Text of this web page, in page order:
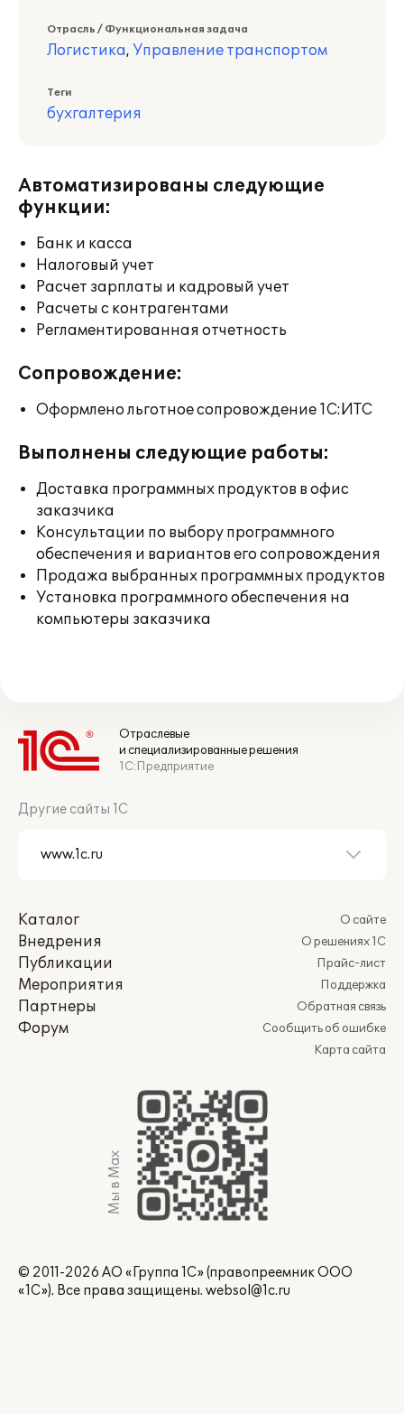
Отрасль / Функциональная задача
Логистика, Управление транспортом
Теги
бухгалтерия
Автоматизированы следующие
функции:
Банк и касса
Налоговый учет
Расчет зарплаты и кадровый учет
Расчеты с контрагентами
Регламентированная отчетность
Сопровождение:
Оформлено льготное сопровождение 1С:ИТС
Выполнены следующие работы:
Доставка программных продуктов в офис
заказчика
Консультации по выбору программного
обеспечения и вариантов его сопровождения
Продажа выбранных программных продуктов
Установка программного обеспечения на
компьютеры заказчика
Отраслевые
и специализированные решения
1С:Предприятие
Другие сайты 1С
Каталог
Внедрения
Публикации
Мероприятия
Партнеры
Форум
О сайте
О решениях 1С
Прайс-лист
Поддержка
Обратная связь
Сообщить об ошибке
Карта сайта
Мы в Max
© 2011-2026 АО «Группа 1С» (правопреемник ООО
«1С»). Все права защищены. websol@1c.ru